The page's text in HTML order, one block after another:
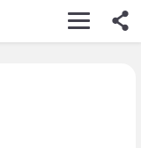
БИЗНЕС